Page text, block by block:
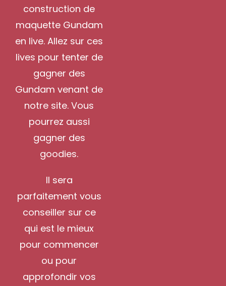
construction de
maquette Gundam
en live. Allez sur ces
lives pour tenter de
gagner des
Gundam venant de
notre site. Vous
pourrez aussi
gagner des
goodies.
Il sera
parfaitement vous
conseiller sur ce
qui est le mieux
pour commencer
ou pour
approfondir vos